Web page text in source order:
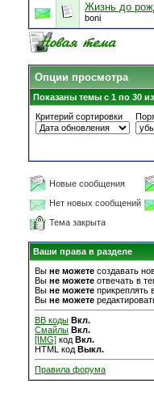
Жизнь до
boni
Опции просмотра
Показаны темы с 1 по 30
Критерий сортировки
Новые сообщения
Нет новых сообщений
Тема закрыта
Ваши права в разделе
Вы не можете создавать
Вы не можете отвечать в
Вы не можете прикреплять
Вы не можете
BB коды Вкл.
Смайлы Вкл.
[IMG] код Вкл.
HTML код Выкл.
Правила форума